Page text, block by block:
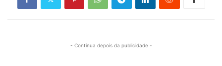
- Continua depois da publicidade -